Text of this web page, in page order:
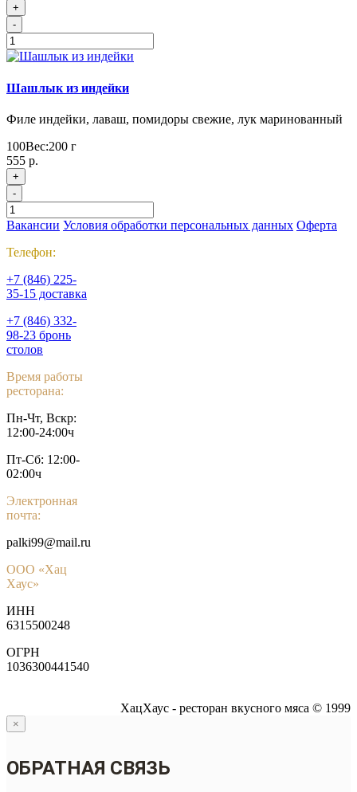
+
-
Шашлык из индейки
Филе индейки, лаваш, помидоры свежие, лук маринованный
100Вес:200 г
555 р.
+
-
Вакансии Условия обработки персональных данных Оферта
Телефон:
+7 (846) 225-
35-15 доставка
+7 (846) 332-
98-23 бронь
столов
Время работы
ресторана:
Пн-Чт, Вскр:
12:00-24:00ч
Пт-Сб: 12:00-
02:00ч
Электронная
почта:
palki99@mail.ru
ООО «Хац
Хаус»
ИНН
6315500248
ОГРН
1036300441540
ХацХаус - ресторан вкусного мяса © 1999
×
ОБРАТНАЯ СВЯЗЬ